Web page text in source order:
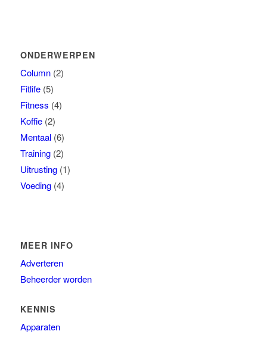
ONDERWERPEN
Column(2)
Fitlife(5)
Fitness (4)
Koffie(2)
Mentaal(6)
Training(2)
Uitrusting(1)
Voeding(4)
MEER INFO
Adverteren
Beheerder worden
KENNIS
Apparaten